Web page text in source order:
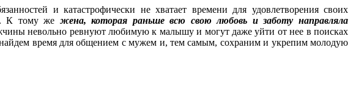
и катастрофически не хватает времени для удовлетворения своих
К тому же жена, которая раньше всю свою любовь и заботу направляла
невольно ревнуют любимую к малышу и могут даже уйти от нее в поисках
время для общением с мужем и, тем самым, сохраним и укрепим молодую